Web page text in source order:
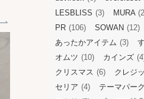
LESBLISS (3) MURA
PR (106) SOWAN (12)
あったかアイテム (3)
オムツ (10) カインズ
クリスマス (6) クレジ
セリア (4) テーマパーク